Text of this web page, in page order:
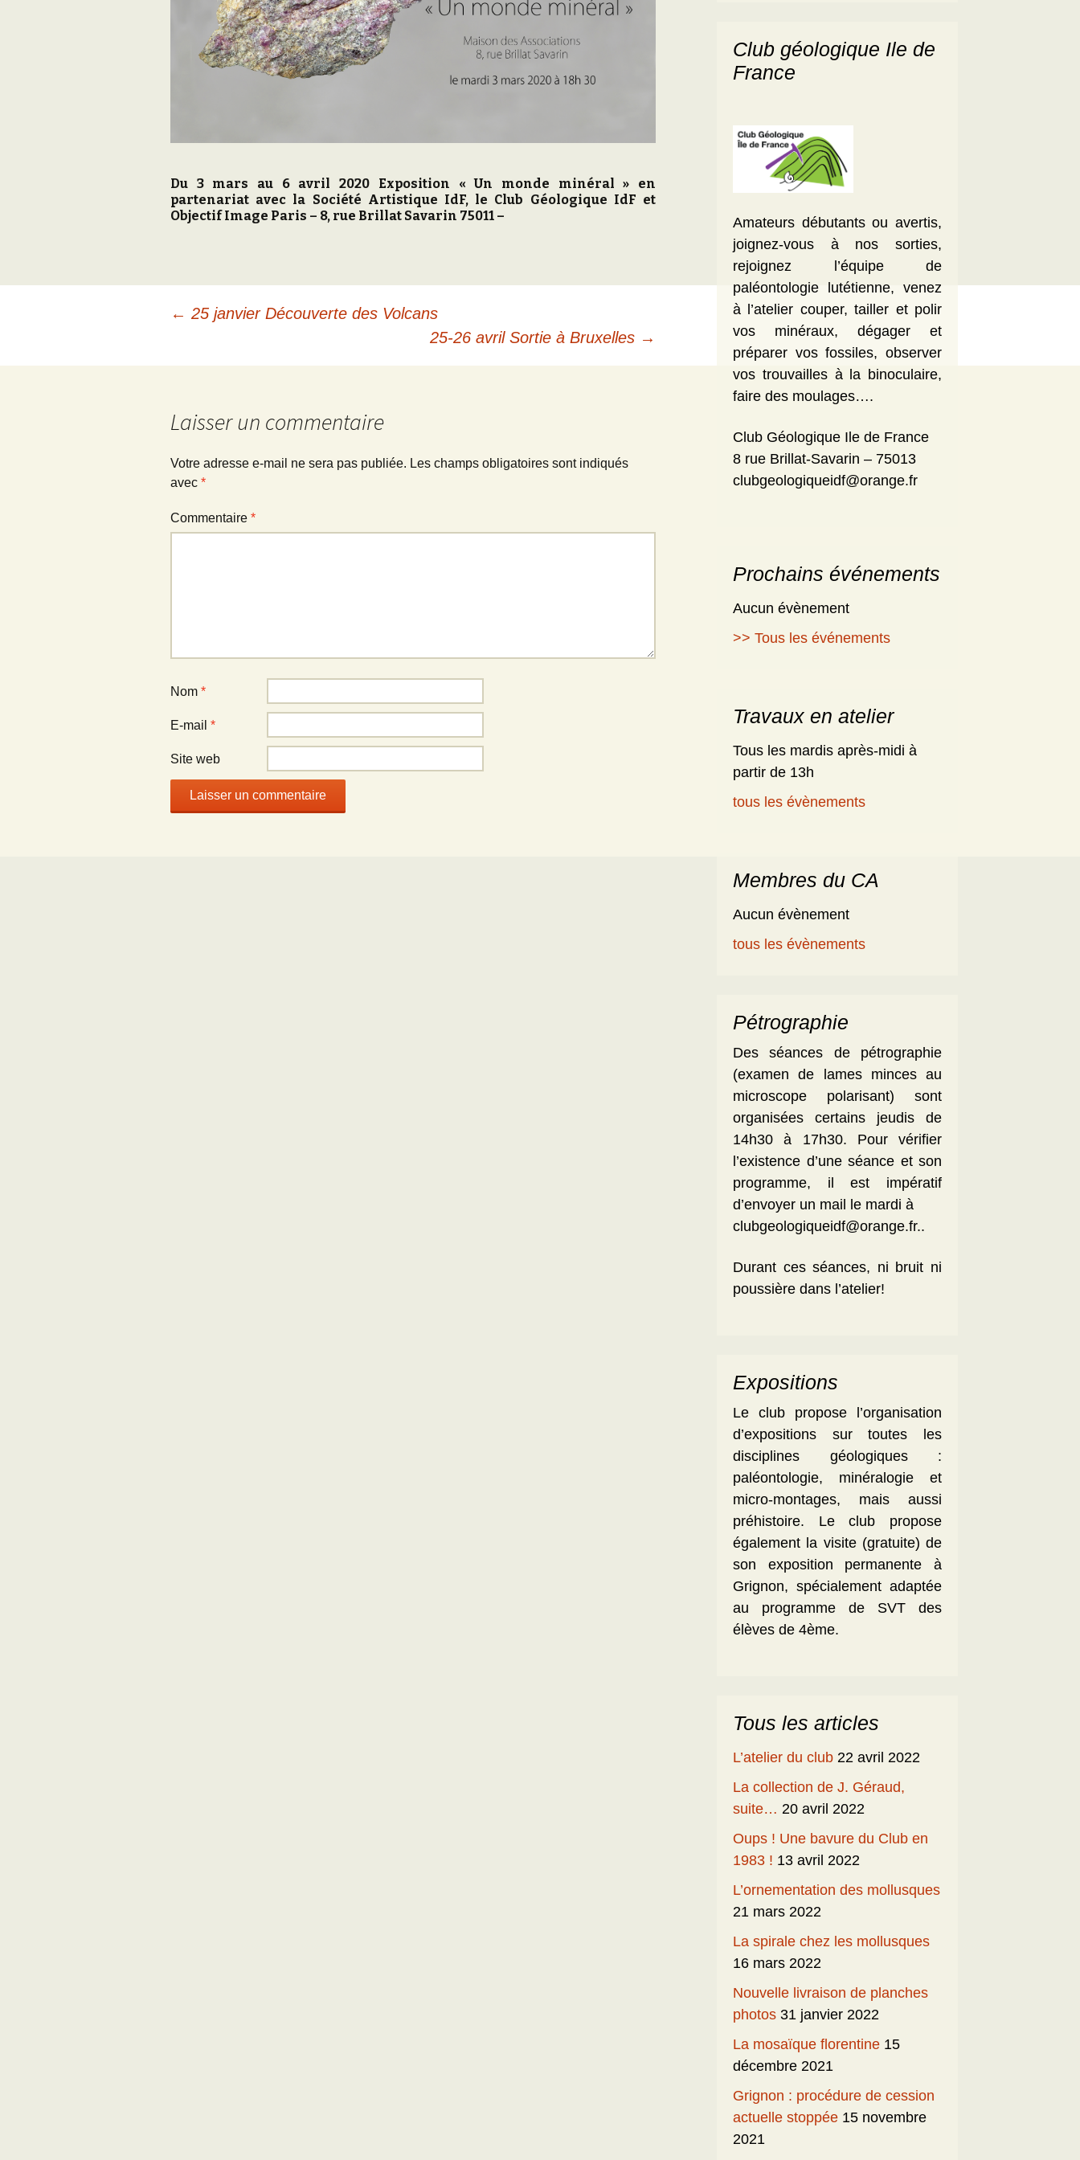
Du 3 mars au 6 avril 2020 Exposition « Un monde minéral » en
partenariat avec la Société Artistique IdF, le Club Géologique IdF et
Objectif Image Paris – 8, rue Brillat Savarin 75011 –
Navigation
des
← 25 janvier Découverte des Volcans
25-26 avril Sortie à Bruxelles →
Laisser un commentaire
Votre adresse e-mail ne sera pas publiée. Les champs obligatoires sont indiqués
avec *
Commentaire *
Nom *
E-mail *
Site web
Club géologique Ile de
France
Amateurs débutants ou avertis,
joignez-vous à nos sorties,
rejoignez l’équipe de
paléontologie lutétienne, venez
à l’atelier couper, tailler et polir
vos minéraux, dégager et
préparer vos fossiles, observer
vos trouvailles à la binoculaire,
faire des moulages….
Club Géologique Ile de France
8 rue Brillat-Savarin – 75013
clubgeologiqueidf@orange.fr
Prochains événements
Aucun évènement
>> Tous les événements
Travaux en atelier
Tous les mardis après-midi à
partir de 13h
tous les évènements
Membres du CA
Aucun évènement
tous les évènements
Pétrographie
Des séances de pétrographie
(examen de lames minces au
microscope polarisant) sont
organisées certains jeudis de
14h30 à 17h30. Pour vérifier
l’existence d’une séance et son
programme, il est impératif
d’envoyer un mail le mardi à
clubgeologiqueidf@orange.fr..
Durant ces séances, ni bruit ni
poussière dans l’atelier!
Expositions
Le club propose l’organisation
d’expositions sur toutes les
disciplines géologiques :
paléontologie, minéralogie et
micro-montages, mais aussi
préhistoire. Le club propose
également la visite (gratuite) de
son exposition permanente à
Grignon, spécialement adaptée
au programme de SVT des
élèves de 4ème.
Tous les articles
L’atelier du club 22 avril 2022
La collection de J. Géraud,
suite… 20 avril 2022
Oups ! Une bavure du Club en
1983 ! 13 avril 2022
L’ornementation des mollusques
21 mars 2022
La spirale chez les mollusques
16 mars 2022
Nouvelle livraison de planches
photos 31 janvier 2022
La mosaïque florentine 15
décembre 2021
Grignon : procédure de cession
actuelle stoppée 15 novembre
2021